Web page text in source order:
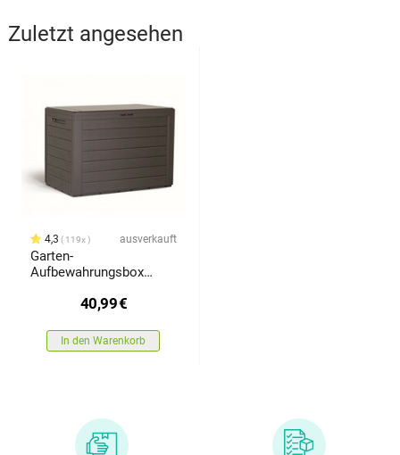
Zuletzt angesehen
4,3 119x ausverkauft
Garten-
Aufbewahrungsbox
40,99€
In den Warenkorb